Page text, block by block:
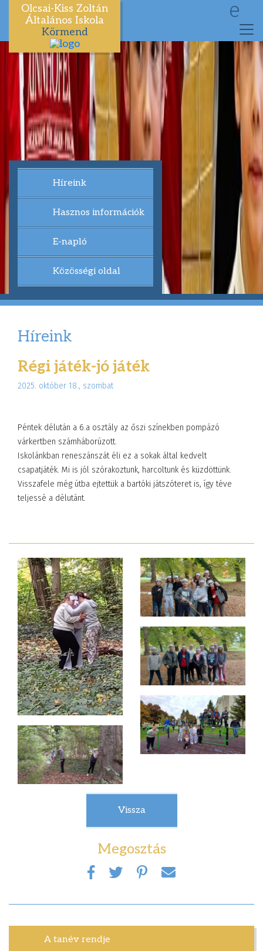
Olcsai-Kiss Zoltán
Általános Iskola
Körmend
e
Híreink
Hasznos információk
E-napló
Közösségi oldal
A tanév rendje
Híreink
Régi játék-jó játék
2025. október 18., szombat
Péntek délután a 6.a osztály az őszi színekben pompázó
várkertben számháborúzott.
Iskolánkban reneszánszát éli ez a sokak által kedvelt
csapatjáték. Mi is jól szórakoztunk, harcoltunk és küzdöttünk.
Visszafele még útba ejtettük a bartóki játszóteret is, így téve
teljessé a délutánt.
Vissza
Megosztás